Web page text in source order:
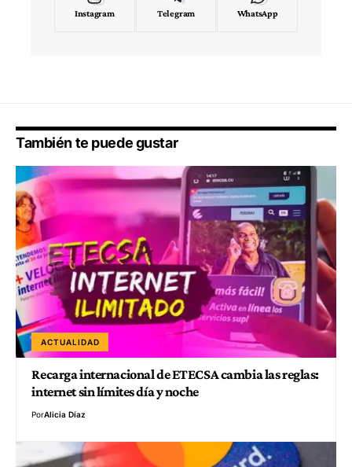
Instagram Telegram WhatsApp
También te puede gustar
ACTUALIDAD
Recarga internacional de ETECSA cambia las reglas:
internet sin límites día y noche
PorAlicia Díaz